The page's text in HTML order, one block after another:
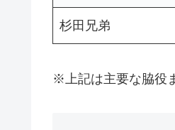
杉田兄弟
※上記は主要な脇役